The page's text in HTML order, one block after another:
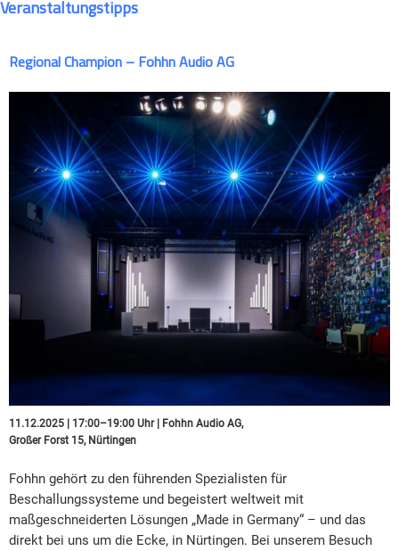
Veranstaltungstipps
Regional Champion – Fohhn Audio AG
11.12.2025 | 17:00–19:00 Uhr | Fohhn Audio AG,
Großer Forst 15, Nürtingen
Fohhn gehört zu den führenden Spezialisten für
Beschallungssysteme und begeistert weltweit mit
maßgeschneiderten Lösungen „Made in Germany“ – und das
direkt bei uns um die Ecke, in Nürtingen. Bei unserem Besuch